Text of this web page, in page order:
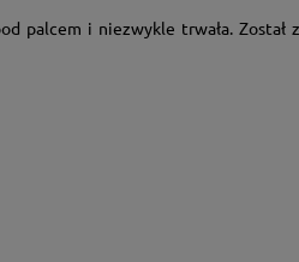
palcem i niezwykle trwała. Został